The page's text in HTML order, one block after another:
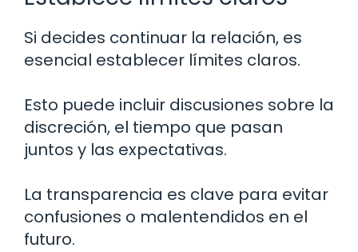
Si decides continuar la relación, es
esencial establecer límites claros.
Esto puede incluir discusiones sobre la
discreción, el tiempo que pasan
juntos y las expectativas.
La transparencia es clave para evitar
confusiones o malentendidos en el
futuro.